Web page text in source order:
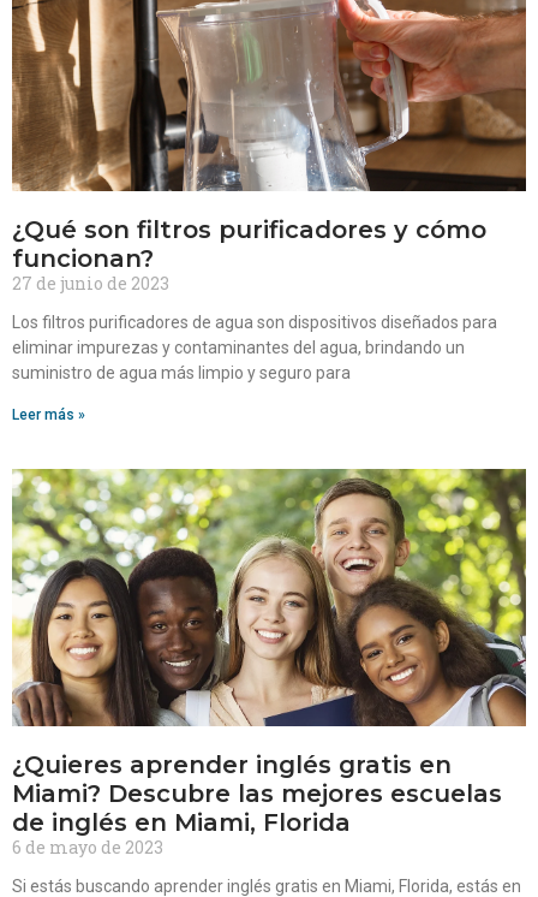
¿Qué son filtros purificadores y cómo
funcionan?
27 de junio de 2023
Los filtros purificadores de agua son dispositivos diseñados para
eliminar impurezas y contaminantes del agua, brindando un
suministro de agua más limpio y seguro para
Leer más »
¿Quieres aprender inglés gratis en
Miami? Descubre las mejores escuelas
de inglés en Miami, Florida
6 de mayo de 2023
Si estás buscando aprender inglés gratis en Miami, Florida, estás en